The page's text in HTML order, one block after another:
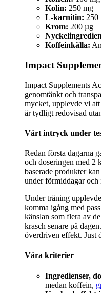
Kolin: 250 mg
L-karnitin: 250
Krom: 200 µg
Koffeinkälla:
Impact
Impact Supplements
genomtänkt och
mycket, upplevde vi
är tydligt redovisad
Vårt intryck under
Redan första dagarna
och doseringen med 2
baserade produkter
under förmiddagar
Under träning
komma igång med
känslan som flera av
krasch senare på
överdriven effekt. Just
Våra kriterier
Ingredienser,
medan koffein,